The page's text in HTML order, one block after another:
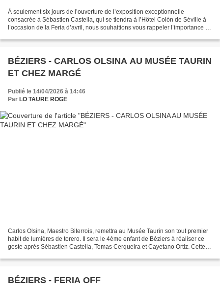
À seulement six jours de l’ouverture de l’exposition exceptionnelle
consacrée à Sébastien Castella, qui se tiendra à l’Hôtel Colón de Séville à
l’occasion de la Feria d’avril, nous souhaitions vous rappeler l’importance de
BÉZIERS - CARLOS OLSINA AU MUSÉE TAURIN
ET CHEZ MARGÉ
Publié le 14/04/2026 à 14:46
Par LO TAURE ROGE
Carlos Olsina, Maestro Biterrois, remettra au Musée Taurin son tout premier
habit de lumières de torero. Il sera le 4ème enfant de Béziers à réaliser ce
geste après Sébastien Castella, Tomas Cerqueira et Cayetano Ortiz. Cette
BÉZIERS - FERIA OFF